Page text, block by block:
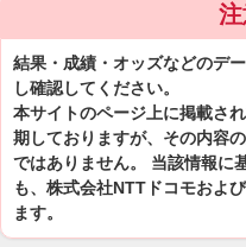
結果・成績・オッズなどのデ
し確認してください。
本サイトのページ上に掲載さ
期しておりますが、その内容
ではありません。 当該情報に
も、株式会社NTTドコモおよ
ます。